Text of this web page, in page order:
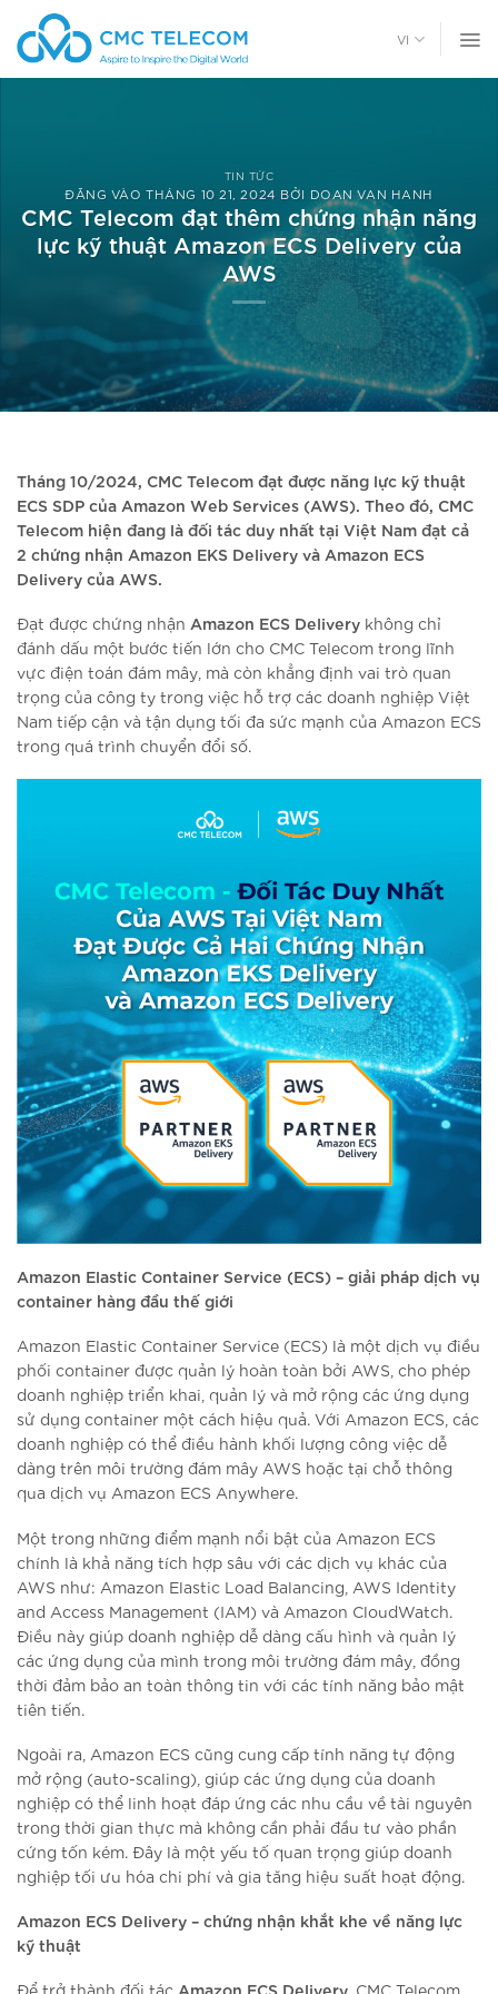
Chuyển
đến
nội
dung
VI
TIN TỨC
ĐĂNG VÀOTHÁNG 10 21, 2024 BỞI DOAN VAN HANH
CMC Telecom đạt thêm chứng nhận năng
lực kỹ thuật Amazon ECS Delivery của
AWS
Tháng 10/2024, CMC Telecom đạt được năng lực kỹ thuật
ECS SDP của Amazon Web Services (AWS). Theo đó, CMC
Telecom hiện đang là đối tác duy nhất tại Việt Nam đạt cả
2 chứng nhận Amazon EKS Delivery và Amazon ECS
Delivery của AWS.
Đạt được chứng nhận Amazon ECS Delivery không chỉ
đánh dấu một bước tiến lớn cho CMC Telecom trong lĩnh
vực điện toán đám mây, mà còn khẳng định vai trò quan
trọng của công ty trong việc hỗ trợ các doanh nghiệp Việt
Nam tiếp cận và tận dụng tối đa sức mạnh của Amazon ECS
trong quá trình chuyển đổi số.
Amazon Elastic Container Service (ECS) – giải pháp dịch vụ
container hàng đầu thế giới
Amazon Elastic Container Service (ECS) là một dịch vụ điều
phối container được quản lý hoàn toàn bởi AWS, cho phép
doanh nghiệp triển khai, quản lý và mở rộng các ứng dụng
sử dụng container một cách hiệu quả. Với Amazon ECS, các
doanh nghiệp có thể điều hành khối lượng công việc dễ
dàng trên môi trường đám mây AWS hoặc tại chỗ thông
qua dịch vụ Amazon ECS Anywhere.
Một trong những điểm mạnh nổi bật của Amazon ECS
chính là khả năng tích hợp sâu với các dịch vụ khác của
AWS như: Amazon Elastic Load Balancing, AWS Identity
and Access Management (IAM) và Amazon CloudWatch.
Điều này giúp doanh nghiệp dễ dàng cấu hình và quản lý
các ứng dụng của mình trong môi trường đám mây, đồng
thời đảm bảo an toàn thông tin với các tính năng bảo mật
tiên tiến.
Ngoài ra, Amazon ECS cũng cung cấp tính năng tự động
mở rộng (auto-scaling), giúp các ứng dụng của doanh
nghiệp có thể linh hoạt đáp ứng các nhu cầu về tài nguyên
trong thời gian thực mà không cần phải đầu tư vào phần
cứng tốn kém. Đây là một yếu tố quan trọng giúp doanh
nghiệp tối ưu hóa chi phí và gia tăng hiệu suất hoạt động.
Amazon ECS Delivery – chứng nhận khắt khe về năng lực
kỹ thuật
Amazon ECS Delivery